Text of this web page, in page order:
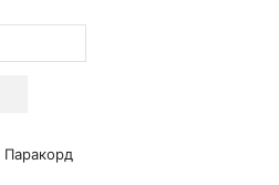
Паракорд